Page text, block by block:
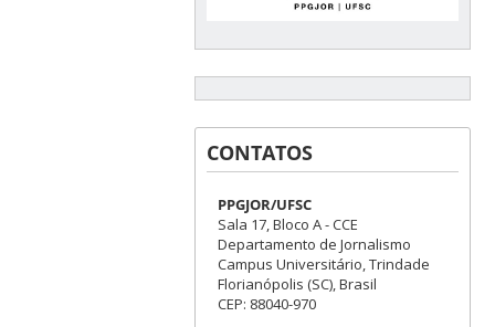
CONTATOS
PPGJOR/UFSC
Sala 17, Bloco A - CCE
Departamento de Jornalismo
Campus Universitário, Trindade
Florianópolis (SC), Brasil
CEP: 88040-970